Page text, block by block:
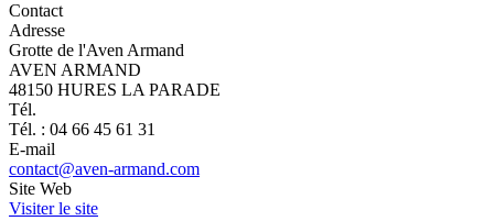
Contact
Adresse
Grotte de l'Aven Armand
AVEN ARMAND
48150 HURES LA PARADE
Tél.
Tél. : 04 66 45 61 31
E-mail
contact@aven-armand.com
Site Web
Visiter le site